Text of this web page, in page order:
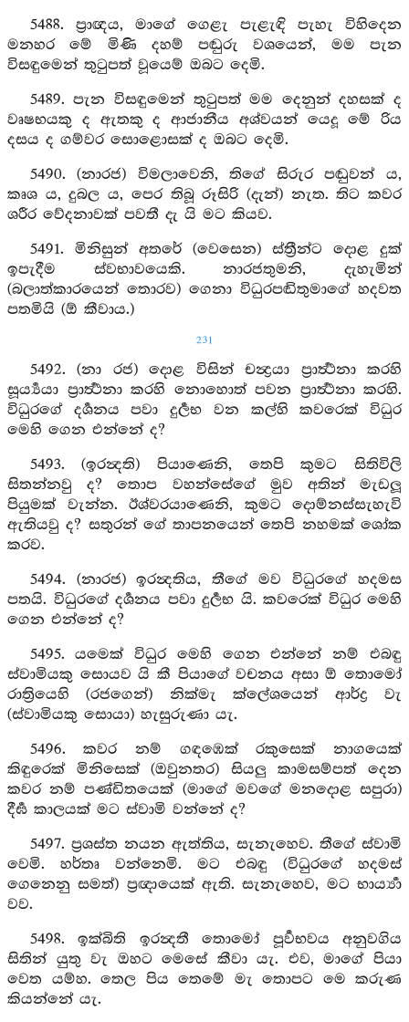
5488. ප්‍රාඥය, මාගේ ගෙළැ පැළැඳි පැහැ විහිදෙන
මනහර මේ මිණි දහම් පඬුරු වශයෙන්, මම පැන
විසඳුමෙන් තුටුපත් වූයෙම් ඔබට දෙමි.
5489. පැන විසඳුමෙන් තුටුපත් මම දෙනුන් දහසක් ද
වෘෂභයකු ද ඇතකු ද ආජානීය අශ්වයන් යෙදූ මේ රිය
දසය ද ගම්වර සොළොසක් ද ඔබට දෙමි.
5490. (නාරජ) විමලාවෙනි, තිගේ සිරුර පඬුවන් ය,
කෘශ ය, දුබල ය, පෙර තිබූ රූසිරි (දැන්) නැත. තිට කවර
ශරීර වේදනාවක් පවතී දැ යි මට කියව.
5491. මිනිසුන් අතරේ (වෙසෙන) ස්ත්‍රීන්ට දොළ දුක්
ඉපැදීම ස්වභාවයෙකි. නාරජතුමනි, දැහැමින්
(බලාත්කාරයෙන් තොරව) ගෙනා විධුරපඬිතුමාගේ හදවත
පතමියි (ඕ කීවාය.)
231
5492. (නා රජ) දොළ විසින් චන්‍ද්‍රයා ප්‍රාර්‍ත්‍ථනා කරහි
සූර්‍ය්‍යයා ප්‍රාර්‍ත්‍ථනා කරහි නොහොත් පවන ප්‍රාර්‍ත්‍ථනා කරහි.
විධුරගේ දර්‍ශනය පවා දුර්‍ලභ වන කල්හි කවරෙක් විධුර
මෙහි ගෙන එන්නේ ද?
5493. (ඉරන්‍දති) පියාණෙනි, තෙපි කුමට සිතිවිලි
සිතන්නවු ද? තොප වහන්සේගේ මුව අතින් මැඩලූ
පියුමක් වැන්න. ඊශ්වරයාණෙනි, කුමට දොම්නස්සැහැවි
ඇතියවු ද? සතුරන් ගේ තාපනයෙන් තෙපි නහමක් ශෝක
කරව.
5494. (නාරජ) ඉරන්‍දතිය, තීගේ මව විධුරගේ හදමස
පතයි. විධුරගේ දර්‍ශනය පවා දුර්‍ලභ යි. කවරෙක් විධුර මෙහි
ගෙන එන්නේ ද?
5495. යමෙක් විධුර මෙහි ගෙන එන්නේ නම් එබඳු
ස්වාමියකු සොයව යි කී පියාගේ වචනය අසා ඕ තොමෝ
රාත්‍රියෙහි (රජගෙන්) නික්මැ ක්ලේශයෙන් ආර්ද්‍ර වැ
(ස්වාමියකු සොයා) හැසුරුණා යැ.
5496. කවර නම් ගඳඹෙක් රකුසෙක් නාගයෙක්
කිඳුරෙක් මිනිසෙක් (ඔවුනතර) සියලු කාමසම්පත් දෙන
කවර නම් පණ්ඩිතයෙක් (මාගේ මවගේ මනදොළ සපුරා)
දීර්‍ඝ කාලයක් මට ස්වාමි වන්නේ ද?
5497. ප්‍රශස්ත නයන ඇත්තිය, සැනැහෙව. තීගේ ස්වාමි
වෙමි. හර්තෘ වන්නෙමි. මට එබඳු (විධුරගේ හදමස්
ගෙනෙනු සමත්) ප්‍රඥායෙක් ඇති. සැනැහෙව, මට භාර්‍ය්‍යා
වව.
5498. ඉක්බිති ඉරන්‍දතී තොමෝ පූර්‍වභවය අනුවගිය
සිතින් යුතු වැ ඔහට මෙසේ කීවා යැ. එව, මාගේ පියා
වෙත යම්හ. තෙල පිය තෙමේ මැ තොපට මෙ කරුණ
කියන්නේ යැ.